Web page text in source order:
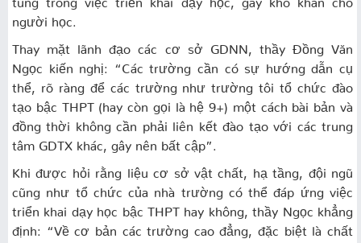
người học.
Thay mặt lãnh đạo các cơ sở GDNN, thầy Đồng Văn
Ngọc kiến nghị: “Các trường cần có sự hướng dẫn cụ
thể, rõ ràng để các trường như trường tôi tổ chức đào
tạo bậc THPT (hay còn gọi là hệ 9+) một cách bài bản và
đồng thời không cần phải liên kết đào tạo với các trung
tâm GDTX khác, gây nên bất cập”.
Khi được hỏi rằng liệu cơ sở vật chất, hạ tầng, đội ngũ
cũng như tổ chức của nhà trường có thể đáp ứng việc
triển khai dạy học bậc THPT hay không, thầy Ngọc khẳng
định: “Về cơ bản các trường cao đẳng, đặc biệt là chất